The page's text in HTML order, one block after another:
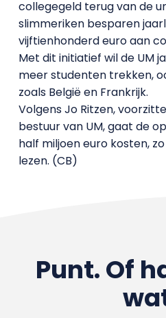
collegegeld terug van de
slimmeriken besparen
vijftienhonderd euro aan
Met dit initiatief wil de UM
meer studenten trekken,
zoals België en Frankrijk.
Volgens Jo Ritzen,
bestuur van UM, gaat de
half miljoen euro kosten,
lezen. (CB)
Punt. Of